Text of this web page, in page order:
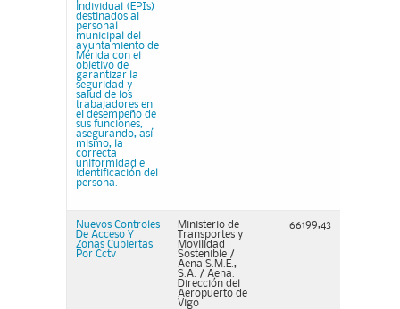
individual (EPIs)
destinados al
personal
municipal del
ayuntamiento de
Mérida con el
objetivo de
garantizar la
seguridad y
salud de los
trabajadores en
el desempeño de
sus funciones,
asegurando, así
mismo, la
correcta
uniformidad e
identificación del
persona.
Nuevos Controles
De Acceso Y
Zonas Cubiertas
Por Cctv
Ministerio de
Transportes y
Movilidad
Sostenible /
Aena S.M.E.,
S.A. / Aena.
Dirección del
Aeropuerto de
Vigo
66199,43